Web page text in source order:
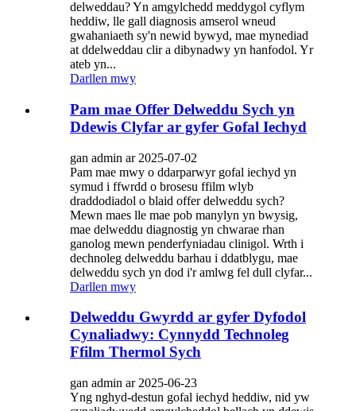
delweddau? Yn amgylchedd meddygol cyflym
heddiw, lle gall diagnosis amserol wneud
gwahaniaeth sy'n newid bywyd, mae mynediad
at ddelweddau clir a dibynadwy yn hanfodol. Yr
ateb yn...
Darllen mwy
Pam mae Offer Delweddu Sych yn
Ddewis Clyfar ar gyfer Gofal Iechyd
gan admin ar 2025-07-02
Pam mae mwy o ddarparwyr gofal iechyd yn
symud i ffwrdd o brosesu ffilm wlyb
draddodiadol o blaid offer delweddu sych?
Mewn maes lle mae pob manylyn yn bwysig,
mae delweddu diagnostig yn chwarae rhan
ganolog mewn penderfyniadau clinigol. Wrth i
dechnoleg delweddu barhau i ddatblygu, mae
delweddu sych yn dod i'r amlwg fel dull clyfar...
Darllen mwy
Delweddu Gwyrdd ar gyfer Dyfodol
Cynaliadwy: Cynnydd Technoleg
Ffilm Thermol Sych
gan admin ar 2025-06-23
Yng nghyd-destun gofal iechyd heddiw, nid yw